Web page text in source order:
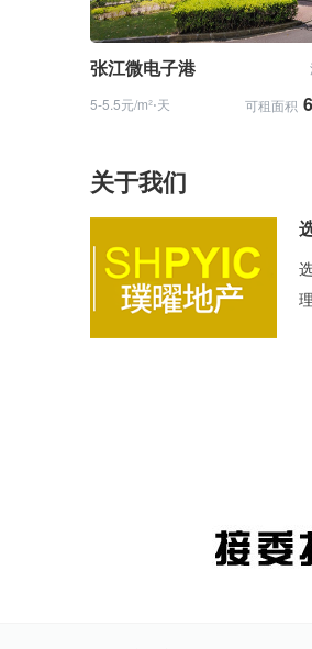
张江微电子港
5-5.5元/m²⋅天
可租面积
关于我们